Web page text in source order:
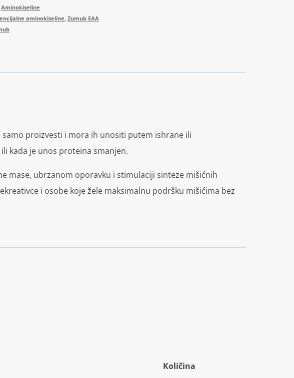
Aminokiseline
aminokiseline,Zumub EAA
samo proizvesti i mora ih unositi putem ishrane ili
kada je unos proteina smanjen.
mase, ubrzanom oporavku i stimulaciji sinteze mišićnih
i osobe koje žele maksimalnu podršku mišićima bez
Količina